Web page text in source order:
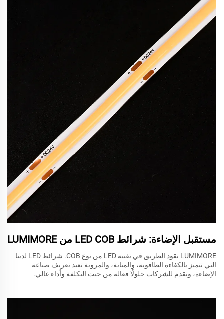
مستقبل الإضاءة: شرائط LED COB من LUMIMORE
LUMIMORE تقود الطريق في تقنية LED من نوع COB. شرائط LED لدينا
التي تتميز بالكفاءة الطاقوية، والمتانة، والمرونة تعيد تعريف صناعة
الإضاءة، وتقدم للشركات حلولًا فعالة من حيث التكلفة وأداء عالي.